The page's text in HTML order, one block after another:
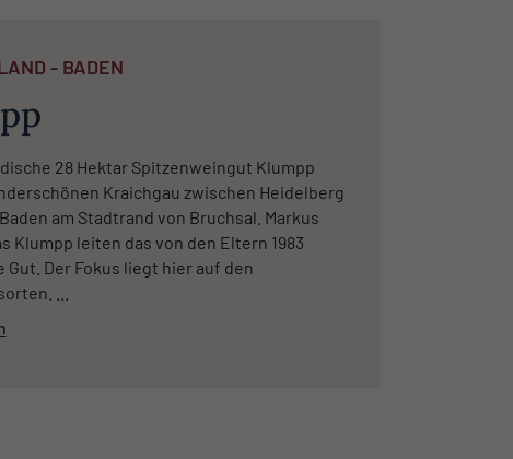
- BADEN
28 Hektar Spitzenweingut Klumpp
Kraichgau zwischen Heidelberg
am Stadtrand von Bruchsal. Markus
Klumpp leiten das von den Eltern 1983
Gut. Der Fokus liegt hier auf den
...